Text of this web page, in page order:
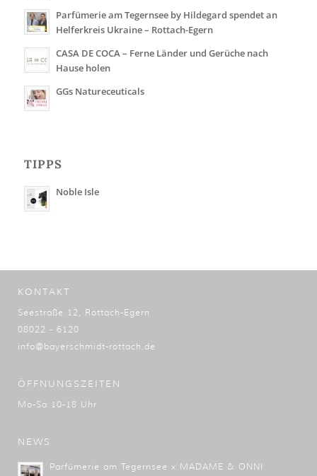
Parfümerie am Tegernsee by Hildegard spendet an
Helferkreis Ukraine – Rottach-Egern
CASA DE COCA – Ferne Länder und Gerüche nach
Hause holen
GGs Natureceuticals
TIPPS
Noble Isle
KONTAKT
Seestraße 12, Rottach-Egern
08022 - 6120
info@bayerschmidt-rottach.de
ÖFFNUNGSZEITEN
Mo-Sa 10-18 Uhr
NEWS
Parfümerie am Tegernsee x MADAME & ONNI